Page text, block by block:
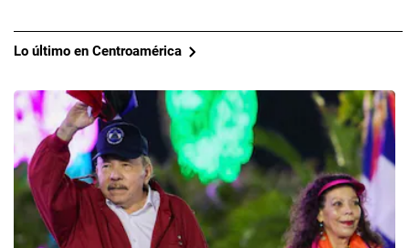
Lo último en Centroamérica